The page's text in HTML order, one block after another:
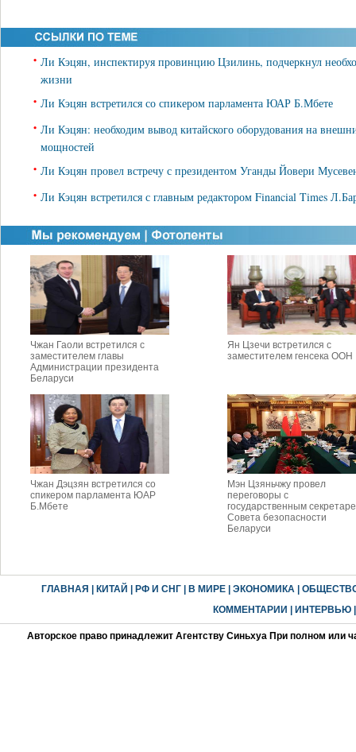
• Ли Кэцян, инспектируя провинцию Цзилинь, подчеркнул
жизни
• Ли Кэцян встретился со спикером парламента ЮАР Б.Мбете
• Ли Кэцян: необходим вывод китайского оборудования на
мощностей
• Ли Кэцян провел встречу с президентом Уганды Йовери
• Ли Кэцян встретился с главным редактором Financial Times
Чжан Гаоли встретился с
заместителем главы
Администрации президента
Беларуси
Ян Цзечи встретился с
заместителем генсека ООН
Чжан Дэцзян встретился со
спикером парламента ЮАР
Б.Мбете
Мэн Цзяньчжу провел
переговоры с
государственным
Совета безопасности
Беларуси
ГЛАВНАЯ КИТАЙ РФ И СНГ| В МИРЕ| ЭКОНОМИКА|
КОММЕНТАРИИ
ИНТЕРВЬЮ
Авторское право принадлежит Агентству Синьхуа При полном или